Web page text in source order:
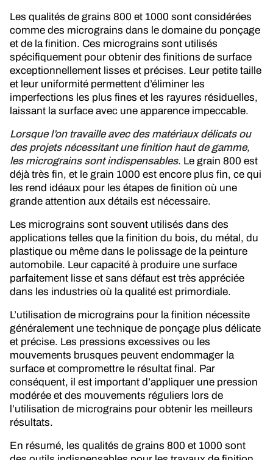
Les qualités de grains 800 et 1000 sont considérées
comme des micrograins dans le domaine du ponçage
et de la finition. Ces micrograins sont utilisés
spécifiquement pour obtenir des finitions de surface
exceptionnellement lisses et précises. Leur petite taille
et leur uniformité permettent d’éliminer les
imperfections les plus fines et les rayures résiduelles,
laissant la surface avec une apparence impeccable.
Lorsque l’on travaille avec des matériaux délicats ou
des projets nécessitant une finition haut de gamme,
les micrograins sont indispensables. Le grain 800 est
déjà très fin, et le grain 1000 est encore plus fin, ce qui
les rend idéaux pour les étapes de finition où une
grande attention aux détails est nécessaire.
Les micrograins sont souvent utilisés dans des
applications telles que la finition du bois, du métal, du
plastique ou même dans le polissage de la peinture
automobile. Leur capacité à produire une surface
parfaitement lisse et sans défaut est très appréciée
dans les industries où la qualité est primordiale.
L’utilisation de micrograins pour la finition nécessite
généralement une technique de ponçage plus délicate
et précise. Les pressions excessives ou les
mouvements brusques peuvent endommager la
surface et compromettre le résultat final. Par
conséquent, il est important d’appliquer une pression
modérée et des mouvements réguliers lors de
l’utilisation de micrograins pour obtenir les meilleurs
résultats.
En résumé, les qualités de grains 800 et 1000 sont